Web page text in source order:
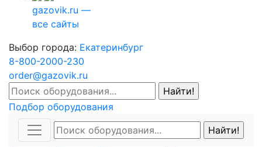
gazovik.ru —
все сайты
Выбор города: Екатеринбург
8-800-2000-230
order@gazovik.ru
Подбор оборудования